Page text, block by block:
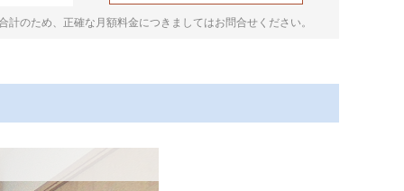
計のため、正確な月額料金につきましてはお問合せください。